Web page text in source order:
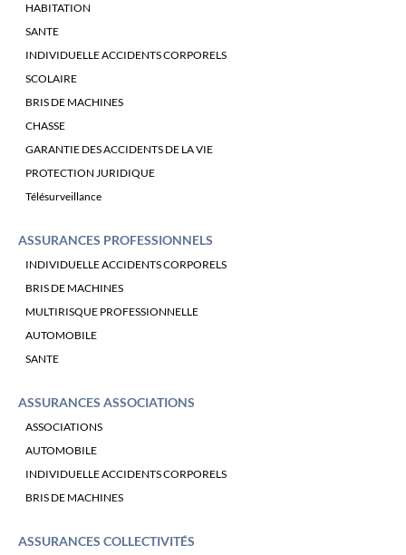
HABITATION
SANTE
INDIVIDUELLE ACCIDENTS CORPORELS
SCOLAIRE
BRIS DE MACHINES
CHASSE
GARANTIE DES ACCIDENTS DE LA VIE
PROTECTION JURIDIQUE
Télésurveillance
ASSURANCES PROFESSIONNELS
INDIVIDUELLE ACCIDENTS CORPORELS
BRIS DE MACHINES
MULTIRISQUE PROFESSIONNELLE
AUTOMOBILE
SANTE
ASSURANCES ASSOCIATIONS
ASSOCIATIONS
AUTOMOBILE
INDIVIDUELLE ACCIDENTS CORPORELS
BRIS DE MACHINES
ASSURANCES COLLECTIVITÉS